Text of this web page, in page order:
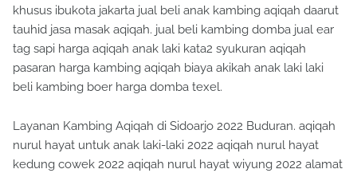
khusus ibukota jakarta jual beli anak kambing aqiqah daarut
tauhid jasa masak aqiqah. jual beli kambing domba jual ear
tag sapi harga aqiqah anak laki kata2 syukuran aqiqah
pasaran harga kambing aqiqah biaya akikah anak laki laki
beli kambing boer harga domba texel.
Layanan Kambing Aqiqah di Sidoarjo 2022 Buduran. aqiqah
nurul hayat untuk anak laki-laki 2022 aqiqah nurul hayat
kedung cowek 2022 aqiqah nurul hayat wiyung 2022 alamat